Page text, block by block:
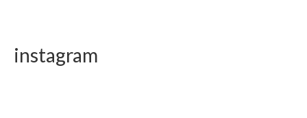
instagram